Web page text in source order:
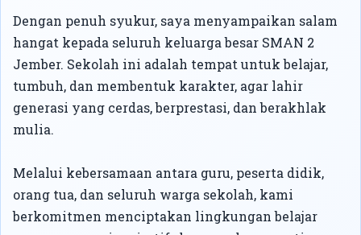
Dengan penuh syukur, saya menyampaikan salam
hangat kepada seluruh keluarga besar SMAN 2
Jember. Sekolah ini adalah tempat untuk belajar,
tumbuh, dan membentuk karakter, agar lahir
generasi yang cerdas, berprestasi, dan berakhlak
mulia.
Melalui kebersamaan antara guru, peserta didik,
orang tua, dan seluruh warga sekolah, kami
berkomitmen menciptakan lingkungan belajar